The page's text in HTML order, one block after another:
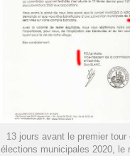
13 jours avant le premier tour
élections municipales 2020, le